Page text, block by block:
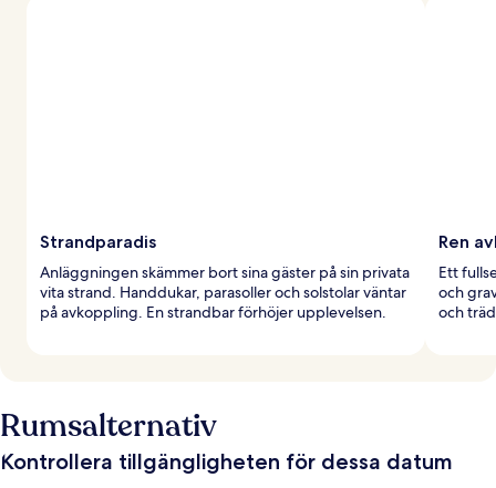
Strandparadis
Anläggningen skämmer bort sina gäster på sin privata
vita strand. Handdukar, parasoller och solstolar väntar
på avkoppling. En strandbar förhöjer upplevelsen.
Ren
Ett
och
och
Rumsalternativ
Kontrollera tillgängligheten för dessa datum